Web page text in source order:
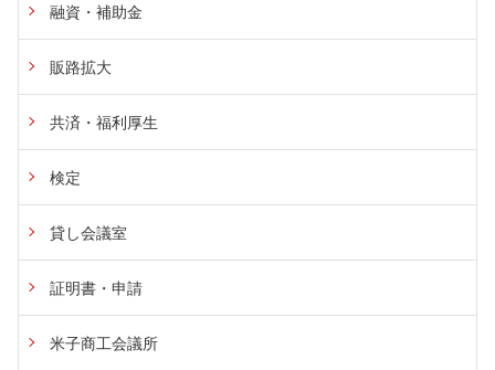
融資・補助金
販路拡大
共済・福利厚生
検定
貸し会議室
証明書・申請
米子商工会議所